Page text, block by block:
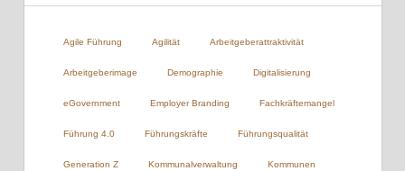
Agile Führung Agilität Arbeitgeberattraktivität
Arbeitgeberimage Demographie Digitalisierung
eGovernment Employer Branding Fachkräftemangel
Führung 4.0 Führungskräfte Führungsqualität
Generation Z Kommunalverwaltung Kommunen